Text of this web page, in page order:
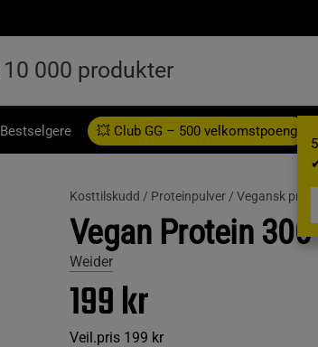
Bestselgere 💥 Club GG – 500 velkomstpoeng
Kosttilskudd / Proteinpulver / Vegansk
Vegan Protein
Weider
199 kr
Veil.pris 199 kr